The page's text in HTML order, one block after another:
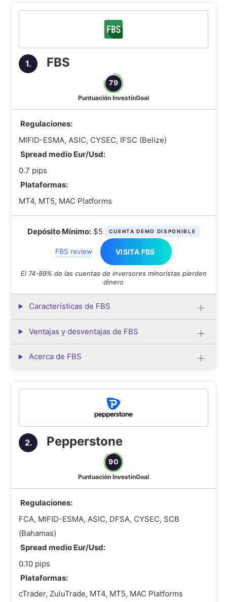
1. FBS
79
Puntuación InvestinGoal
Regulaciones:
MIFID-ESMA, ASIC, CYSEC, IFSC (Belize)
Spread medio Eur/Usd:
0.7 pips
Plataformas:
MT4, MT5, MAC Platforms
Depósito Mínimo:$5 CUENTA DEMO DISPONIBLE
FBS review VISITA FBS
El 74-89% de las cuentas de inversores minoristas pierden
dinero
Características de FBS
Ventajas y desventajas de FBS
Acerca de FBS
2. Pepperstone
90
Puntuación InvestinGoal
Regulaciones:
FCA, MIFID-ESMA, ASIC, DFSA, CYSEC, SCB
(Bahamas)
Spread medio Eur/Usd:
0.10 pips
Plataformas:
cTrader, ZuluTrade, MT4, MT5, MAC Platforms